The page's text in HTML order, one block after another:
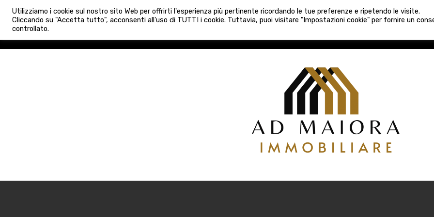
HOME AGENZIA NUOVE COSTRUZIONI VENDITA LOCAZIONI ATTIVITÀ
info@admaioraimmobiliare.it 080 3759025
Utilizziamo i cookie sul nostro sito Web per offrirti l'esperienza più pertinente ricordando le tue preferenze e ripetendo le visite.
Cliccando su "Accetta tutto", acconsenti all'uso di TUTTI i cookie. Tuttavia, puoi visitare "Impostazioni cookie" per fornire un
controllato.